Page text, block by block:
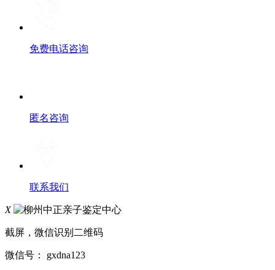
免费电话咨询
匿名咨询
联系我们
X
截屏，微信识别二维码
微信号： gxdna123